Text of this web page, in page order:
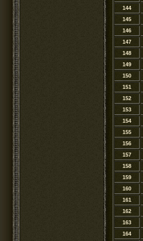
144
145
146
147
148
149
150
151
152
153
154
155
156
157
158
159
160
161
162
163
164